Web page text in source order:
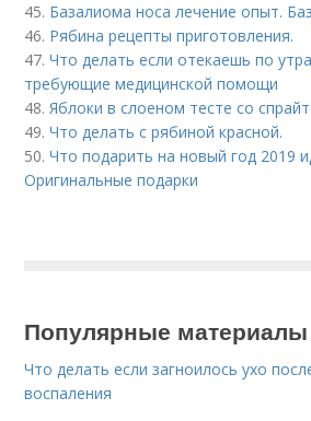
45. Базалиома носа лечение опыт.
46. Рябина рецепты приготовления.
47.Что делать если отекаешь по
требующие медицинской помощи
48.Яблоки в слоеном тесте со
49.Что делать с рябиной красной.
50.Что подарить на новый год 2019
Оригинальные подарки
Популярные материалы
Что делать если загноилось ухо
воспаления